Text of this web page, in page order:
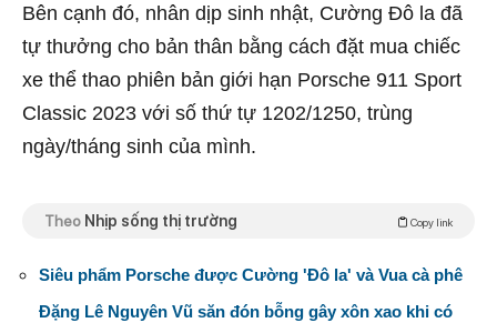
Bên cạnh đó, nhân dịp sinh nhật, Cường Đô la đã
tự thưởng cho bản thân bằng cách đặt mua chiếc
xe thể thao phiên bản giới hạn Porsche 911 Sport
Classic 2023 với số thứ tự 1202/1250, trùng
ngày/tháng sinh của mình.
Theo Nhịp sống thị trường Copy link
Siêu phẩm Porsche được Cường 'Đô la' và Vua cà phê
Đặng Lê Nguyên Vũ săn đón bỗng gây xôn xao khi có